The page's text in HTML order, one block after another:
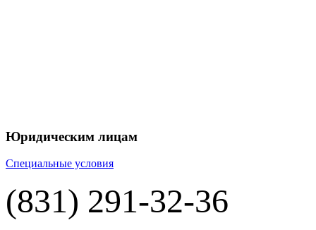
Юридическим лицам
Специальные условия
(831) 291-32-36